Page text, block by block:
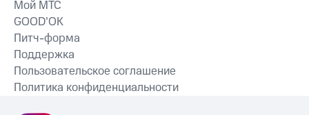
Мой МТС
GOOD’OK
Питч-форма
Поддержка
Пользовательское соглашение
Политика конфиденциальности